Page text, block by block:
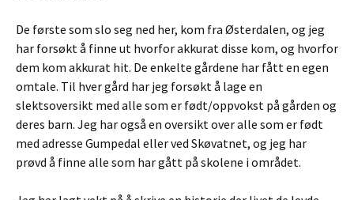
De første som slo seg ned her, kom fra Østerdalen, og jeg
har forsøkt å finne ut hvorfor akkurat disse kom, og hvorfor
dem kom akkurat hit. De enkelte gårdene har fått en egen
omtale. Til hver gård har jeg forsøkt å lage en
slektsoversikt med alle som er født/oppvokst på gården og
deres barn. Jeg har også en oversikt over alle som er født
med adresse Gumpedal eller ved Skøvatnet, og jeg har
prøvd å finne alle som har gått på skolene i området.